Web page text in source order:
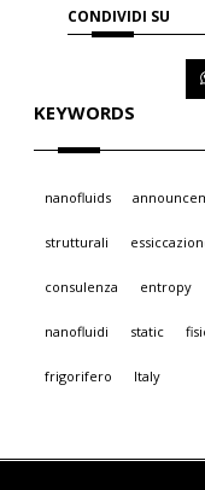
CONDIVIDI SU
KEYWORDS
nanofluids
strutturali
consulenza entropy
nanofluidi static
frigorifero Italy